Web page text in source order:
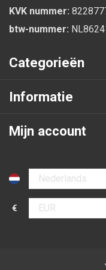
KVK nummer:
btw-nummer:
Categorieën
Informatie
Mijn account
Selecteer taal
€
Selecteer valuta